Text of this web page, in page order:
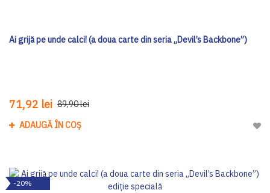
Ai grijă pe unde calci! (a doua carte din seria „Devil’s Backbone”)
71,92 lei 89,90 lei
ADAUGĂ ÎN COȘ
-20%